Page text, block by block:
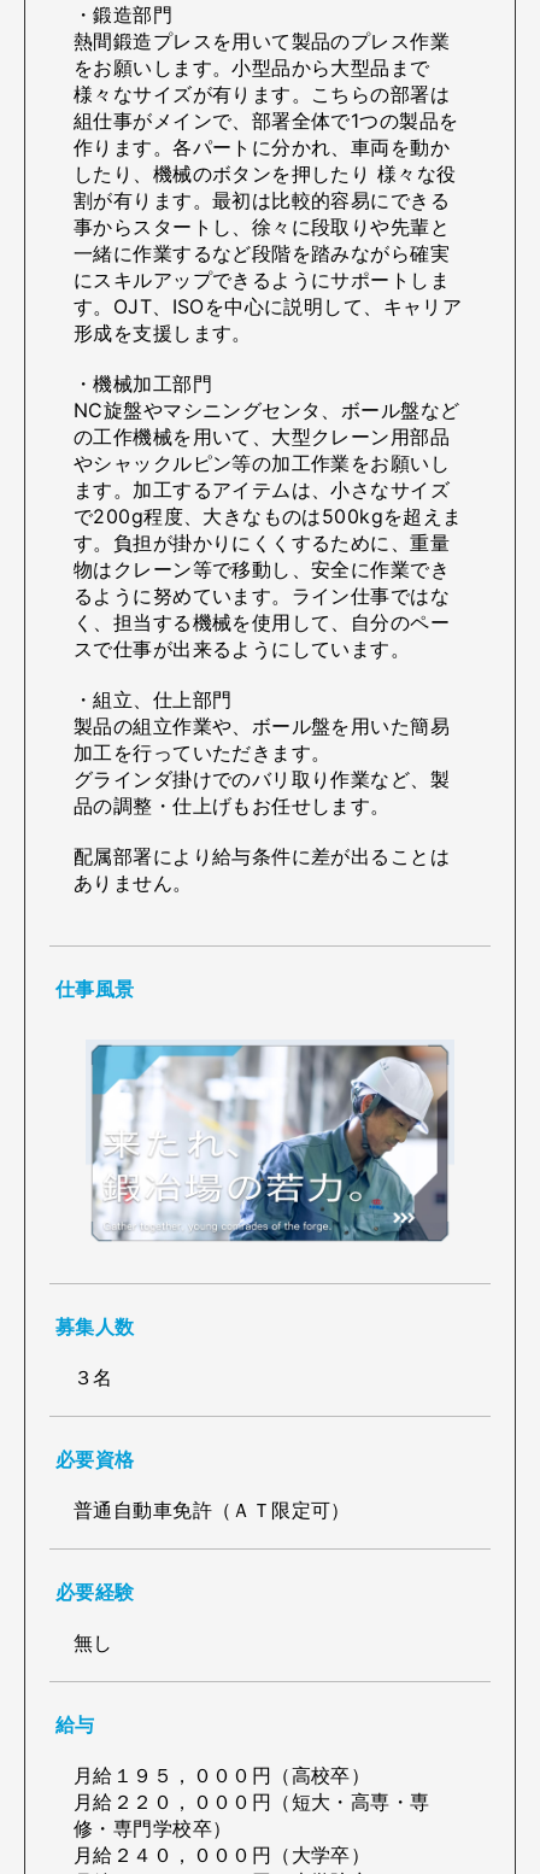
・鍛造部門
熱間鍛造プレスを用いて製品のプレス作業
をお願いします。小型品から大型品まで
様々なサイズが有ります。こちらの部署は
組仕事がメインで、部署全体で1つの製品を
作ります。各パートに分かれ、車両を動か
したり、機械のボタンを押したり 様々な役
割が有ります。最初は比較的容易にできる
事からスタートし、徐々に段取りや先輩と
一緒に作業するなど段階を踏みながら確実
にスキルアップできるようにサポートしま
す。OJT、ISOを中心に説明して、キャリア
形成を支援します。
・機械加工部門
NC旋盤やマシニングセンタ、ボール盤など
の工作機械を用いて、大型クレーン用部品
やシャックルピン等の加工作業をお願いし
ます。加工するアイテムは、小さなサイズ
で200g程度、大きなものは500kgを超えま
す。負担が掛かりにくくするために、重量
物はクレーン等で移動し、安全に作業でき
るように努めています。ライン仕事ではな
く、担当する機械を使用して、自分のペー
スで仕事が出来るようにしています。
・組立、仕上部門
製品の組立作業や、ボール盤を用いた簡易
加工を行っていただきます。
グラインダ掛けでのバリ取り作業など、製
品の調整・仕上げもお任せします。
配属部署により給与条件に差が出ることは
ありません。
仕事風景
募集人数
３名
必要資格
普通自動車免許（ＡＴ限定可）
必要経験
無し
給与
月給１９５，０００円（高校卒）
月給２２０，０００円（短大・高専・専
修・専門学校卒）
月給２４０，０００円（大学卒）